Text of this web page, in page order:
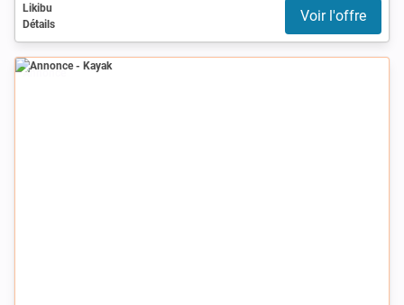
Likibu
Détails
Voir l'offre
Annonce